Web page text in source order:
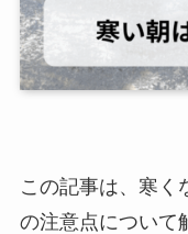
この記事は、寒く
の注意点について